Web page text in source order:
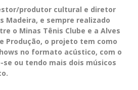
produtor cultural e diretor
Madeira, e sempre realizado
o Minas Tênis Clube e a Alves
Produção, o projeto tem como
no formato acústico, com o
ou tendo mais dois músicos